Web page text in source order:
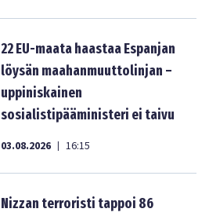
22 EU-maata haastaa Espanjan
löysän maahanmuuttolinjan –
uppiniskainen
sosialistipääministeri ei taivu
03.08.2026 | 16:15
Nizzan terroristi tappoi 86